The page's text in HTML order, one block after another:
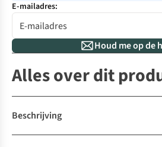
E-mailadres:
Houd me op de
Alles over dit
Beschrijving